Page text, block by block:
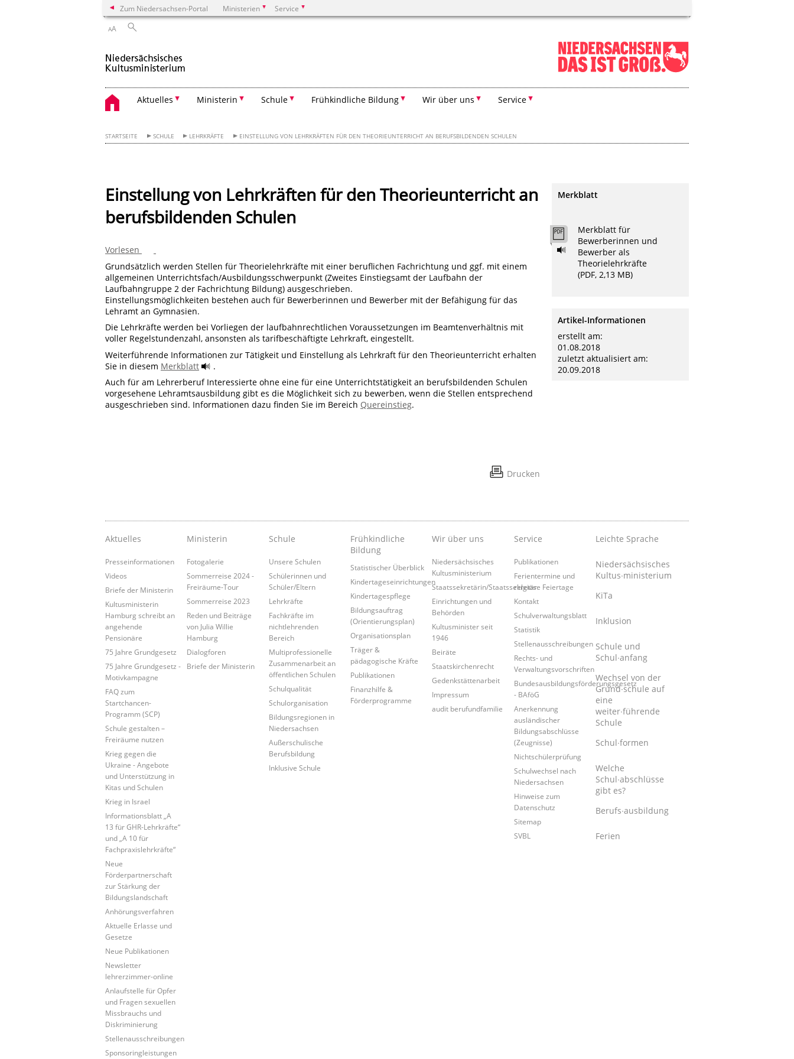
Zum Niedersachsen-Portal Ministerien Service
AA
Aktuelles Ministerin Schule Frühkindliche Bildung Wir über uns Service
STARTSEITE SCHULE LEHRKRÄFTE EINSTELLUNG VON LEHRKRÄFTEN FÜR DEN THEORIEUNTERRICHT AN BERUFSBILDENDEN SCHULEN
Einstellung von Lehrkräften für den Theorieunterricht an
berufsbildenden Schulen
Vorlesen
Grundsätzlich werden Stellen für Theorielehrkräfte mit einer beruflichen Fachrichtung und ggf. mit einem
allgemeinen Unterrichtsfach/Ausbildungsschwerpunkt (Zweites Einstiegsamt der Laufbahn der
Laufbahngruppe 2 der Fachrichtung Bildung) ausgeschrieben.
Einstellungsmöglichkeiten bestehen auch für Bewerberinnen und Bewerber mit der Befähigung für das
Lehramt an Gymnasien.
Die Lehrkräfte werden bei Vorliegen der laufbahnrechtlichen Voraussetzungen im Beamtenverhältnis mit
voller Regelstundenzahl, ansonsten als tarifbeschäftigte Lehrkraft, eingestellt.
Weiterführende Informationen zur Tätigkeit und Einstellung als Lehrkraft für den Theorieunterricht erhalten
Sie in diesem Merkblatt
.
Auch für am Lehrerberuf Interessierte ohne eine für eine Unterrichtstätigkeit an berufsbildenden Schulen
vorgesehene Lehramtsausbildung gibt es die Möglichkeit sich zu bewerben, wenn die Stellen entsprechend
ausgeschrieben sind. Informationen dazu finden Sie im Bereich Quereinstieg.
Drucken
Merkblatt
Merkblatt für
Bewerberinnen und
Bewerber als
Theorielehrkräfte
(PDF, 2,13 MB)
Artikel-Informationen
erstellt am:
01.08.2018
zuletzt aktualisiert am:
20.09.2018
Aktuelles
Presseinformationen
Videos
Briefe der Ministerin
Kultusministerin
Hamburg schreibt an
angehende
Pensionäre
75 Jahre Grundgesetz
75 Jahre Grundgesetz -
Motivkampagne
FAQ zum
Startchancen-
Programm (SCP)
Schule gestalten –
Freiräume nutzen
Krieg gegen die
Ukraine - Angebote
und Unterstützung in
Kitas und Schulen
Krieg in Israel
Informationsblatt „A
13 für GHR-Lehrkräfte“
und „A 10 für
Fachpraxislehrkräfte“
Neue
Förderpartnerschaft
zur Stärkung der
Bildungslandschaft
Anhörungsverfahren
Aktuelle Erlasse und
Gesetze
Neue Publikationen
Newsletter
lehrerzimmer-online
Anlaufstelle für Opfer
und Fragen sexuellen
Missbrauchs und
Diskriminierung
Stellenausschreibungen
Sponsoringleistungen
Ministerin
Fotogalerie
Sommerreise 2024 -
Freiräume-Tour
Sommerreise 2023
Reden und Beiträge
von Julia Willie
Hamburg
Dialogforen
Briefe der Ministerin
Schule
Unsere Schulen
Schülerinnen und
Schüler/Eltern
Lehrkräfte
Fachkräfte im
nichtlehrenden
Bereich
Multiprofessionelle
Zusammenarbeit an
öffentlichen Schulen
Schulqualität
Schulorganisation
Bildungsregionen in
Niedersachsen
Außerschulische
Berufsbildung
Inklusive Schule
Frühkindliche
Bildung
Statistischer Überblick
Kindertageseinrichtungen
Kindertagespflege
Bildungsauftrag
(Orientierungsplan)
Organisationsplan
Träger &
pädagogische Kräfte
Publikationen
Finanzhilfe &
Förderprogramme
Wir über uns
Niedersächsisches
Kultusministerium
Staatssekretärin/Staatssekretär
Einrichtungen und
Behörden
Kultusminister seit
1946
Beiräte
Staatskirchenrecht
Gedenkstättenarbeit
Impressum
audit berufundfamilie
Service
Publikationen
Ferientermine und
relgiöse Feiertage
Kontakt
Schulverwaltungsblatt
Statistik
Stellenausschreibungen
Rechts- und
Verwaltungsvorschriften
Bundesausbildungsförderungsgesetz
- BAföG
Anerkennung
ausländischer
Bildungsabschlüsse
(Zeugnisse)
Nichtschülerprüfung
Schulwechsel nach
Niedersachsen
Hinweise zum
Datenschutz
Sitemap
SVBL
Leichte Sprache
Niedersächsisches
Kultus∙ministerium
KiTa
Inklusion
Schule und
Schul∙anfang
Wechsel von der
Grund∙schule auf
eine
weiter∙führende
Schule
Schul∙formen
Welche
Schul∙abschlüsse
gibt es?
Berufs∙ausbildung
Ferien